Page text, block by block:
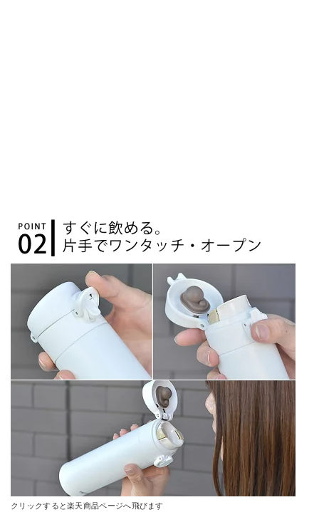
クリックすると楽天商品ページへ飛びます